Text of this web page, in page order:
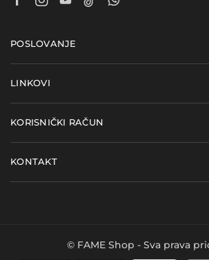
POSLOVANJE
LINKOVI
KORISNIČKI RAČUN
KONTAKT
© FAME Shop - Sva prava